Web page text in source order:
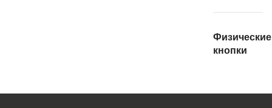
Физические
кнопки